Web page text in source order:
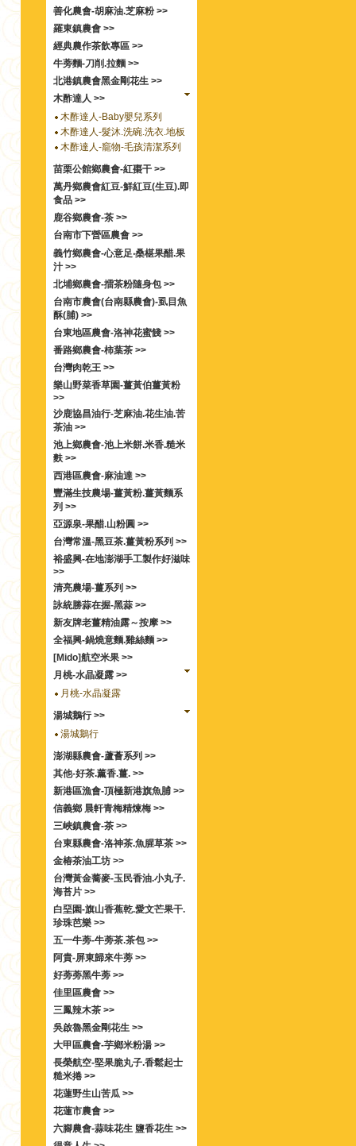
善化農會-胡麻油.芝麻粉 >>
羅東鎮農會 >>
經典農作茶飲專區 >>
牛蒡麵-刀削.拉麵 >>
北港鎮農會黑金剛花生 >>
木酢達人 >>
木酢達人-Baby嬰兒系列
木酢達人-髮沐.洗碗.洗衣.地板
木酢達人-竉物-毛孩清潔系列
苗栗公館鄉農會-紅棗干 >>
萬丹鄉農會紅豆-鮮紅豆(生豆).即
食品 >>
鹿谷鄉農會-茶 >>
台南市下營區農會 >>
義竹鄉農會-心意足‧桑椹果醋.果
汁 >>
北埔鄉農會-擂茶粉隨身包 >>
台南市農會(台南縣農會)-虱目魚
酥(脯) >>
台東地區農會-洛神花蜜餞 >>
番路鄉農會-柿葉茶 >>
台灣肉乾王 >>
樂山野菜香草園-薑黃伯薑黃粉
>>
沙鹿協昌油行-芝麻油.花生油.苦
茶油 >>
池上鄉農會-池上米餅.米香.糙米
麩 >>
西港區農會-麻油達 >>
豐滿生技農場-薑黃粉.薑黃麵系
列 >>
亞源泉-果醋.山粉圓 >>
台灣常溫-黑豆茶.薑黃粉系列 >>
裕盛興-在地澎湖手工製作好滋味
>>
清亮農場-薑系列 >>
詠統勝蒜在握-黑蒜 >>
新友牌老薑精油露～按摩 >>
全福興-鍋燒意麵.雞絲麵 >>
[Mido]航空米果 >>
月桃-水晶凝露 >>
月桃-水晶凝露
湯城鵝行 >>
湯城鵝行
澎湖縣農會-蘆薈系列 >>
其他-好茶.薰香.薑. >>
新港區漁會-頂極新港旗魚脯 >>
信義鄉 晨軒青梅精煉梅 >>
三峽鎮農會-茶 >>
台東縣農會-洛神茶.魚腥草茶 >>
金椿茶油工坊 >>
台灣黃金蕎麥-玉民香油.小丸子.
海苔片 >>
白堊園-旗山香蕉乾.愛文芒果干.
珍珠芭樂 >>
五一牛蒡-牛蒡茶.茶包 >>
阿貴-屏東歸來牛蒡 >>
好蒡蒡黑牛蒡 >>
佳里區農會 >>
三鳳辣木茶 >>
吳啟魯黑金剛花生 >>
大甲區農會-芋鄉米粉湯 >>
長榮航空-堅果脆丸子.香鬆起士
糙米捲 >>
花蓮野生山苦瓜 >>
花蓮市農會 >>
六腳農會-蒜味花生 鹽香花生 >>